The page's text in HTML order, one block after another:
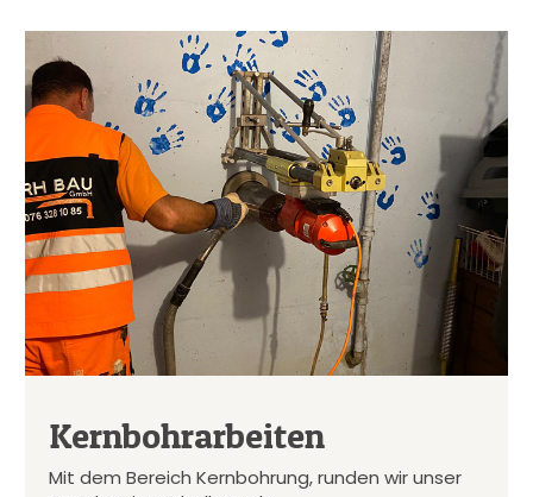
Kernbohrarbeiten
Mit dem Bereich Kernbohrung, runden wir unser